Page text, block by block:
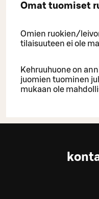
Omat tuomiset
Omien ruokien/
tilaisuuteen ei ole
Kehruuhuone on
juomien tuominen
mukaan ole